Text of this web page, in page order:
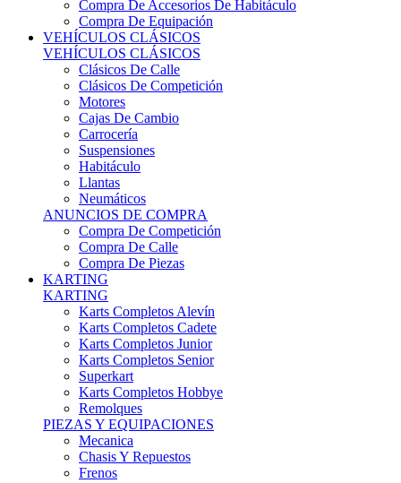
Compra De Accesorios De Habitáculo
Compra De Equipación
VEHÍCULOS CLÁSICOS
VEHÍCULOS CLÁSICOS
Clásicos De Calle
Clásicos De Competición
Motores
Cajas De Cambio
Carrocería
Suspensiones
Habitáculo
Llantas
Neumáticos
ANUNCIOS DE COMPRA
Compra De Competición
Compra De Calle
Compra De Piezas
KARTING
KARTING
Karts Completos Alevín
Karts Completos Cadete
Karts Completos Junior
Karts Completos Senior
Superkart
Karts Completos Hobbye
Remolques
PIEZAS Y EQUIPACIONES
Mecanica
Chasis Y Repuestos
Frenos